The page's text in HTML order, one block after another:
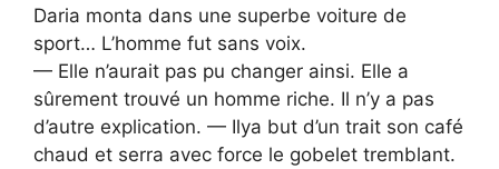
Daria monta dans une superbe voiture de
sport… L’homme fut sans voix.
— Elle n’aurait pas pu changer ainsi. Elle a
sûrement trouvé un homme riche. Il n’y a pas
d’autre explication. — Ilya but d’un trait son café
chaud et serra avec force le gobelet tremblant.